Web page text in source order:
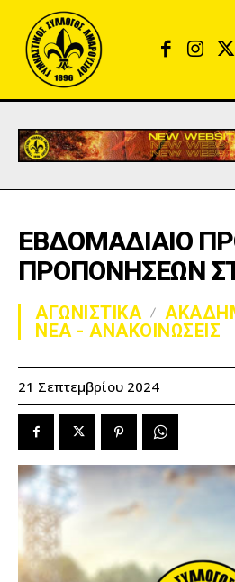
ΕΒΔΟΜΑΔΙΑΙΟ
ΠΡΟΠΟΝΗΣΕΩΝ
ΑΓΩΝΙΣΤΙΚΑ
ΝΕΑ - ΑΝΑΚΟΙΝΩΣΕΙΣ
21 Σεπτεμβρίου 2024